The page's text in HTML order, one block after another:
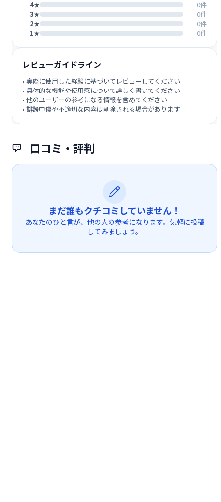
口コミ・評判
まだ誰もクチコミしていません！
あなたのひと言が、他の人の参考になります。気軽に投稿
してみましょう。
4★
0件
3★
0件
2★
0件
1★
0件
レビューガイドライン
• 実際に使用した経験に基づいてレビューしてください
• 具体的な機能や使用感について詳しく書いてください
• 他のユーザーの参考になる情報を含めてください
• 誹謗中傷や不適切な内容は削除される場合があります